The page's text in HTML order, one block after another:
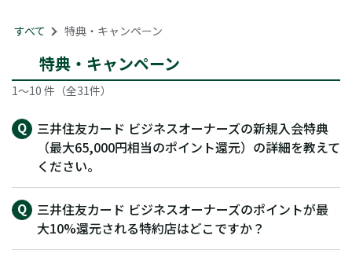
すべて > 特典・キャンペーン
特典・キャンペーン
1～10 件（全31件）
三井住友カード ビジネスオーナーズの新規入会特典
（最大65,000円相当のポイント還元）の詳細を教えて
ください。
三井住友カード ビジネスオーナーズのポイントが最
大10%還元される特約店はどこですか？